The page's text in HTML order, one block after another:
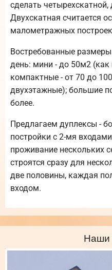
сделать
Двухскатная считается
малометражных
Востребованные
день: мини - до 50м2 (как
компактные - от 70 до
двухэтажные); большие
более.
Предлагаем дуплексы -
постройки с 2-мя
проживание нескольких
строятся сразу для
две половины, каждая
входом.
Наши